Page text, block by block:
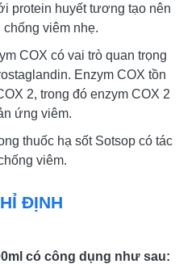
protein huyết tương tạo nên
viêm nhẹ.
COX có vai trò quan trọng
Enzym COX tồn
2, trong đó enzym COX 2
ứng viêm.
thuốc hạ sốt Sotsop có tác
viêm.
ĐỊNH
có công dụng như sau: